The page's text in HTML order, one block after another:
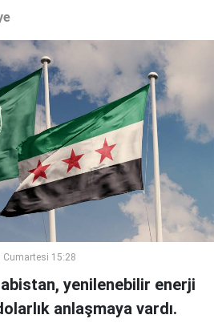
15:28
yenilenebilir enerji
anlaşmaya vardı.